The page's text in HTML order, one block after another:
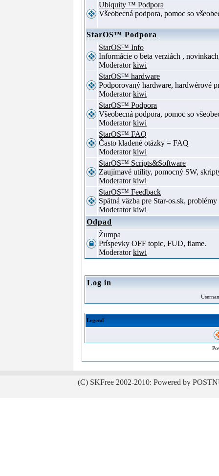
Ubiquity ™ Podpora
Všeobecná podpora, pomoc so
StarOS™ Podpora
StarOS™ Info
Informácie o beta verziách ,
Moderatorkiwi
StarOS™ hardware
Podporovaný hardware, hardwérové
Moderatorkiwi
StarOS™ Podpora
Všeobecná podpora, pomoc so
Moderatorkiwi
StarOS™ FAQ
Často kladené otázky = FAQ
Moderatorkiwi
StarOS™ Scripts&Software
Zaujímavé utility, pomocný SW,
Moderatorkiwi
StarOS™ Feedback
Spätná väzba pre Star-os.sk,
Moderatorkiwi
Odpad
Žumpa
Príspevky OFF topic, FUD, flame.
Moderatorkiwi
Log in
Legend
(C) SKFree 2002-2010: Powered by